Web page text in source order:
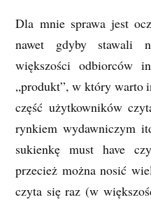
Dla mnie sprawa jest
nawet gdyby stawali
większości odbiorców
„produkt”, w który warto
część użytkowników
rynkiem wydawniczym
sukienkę must have
przecież można nosić
czyta się raz (w